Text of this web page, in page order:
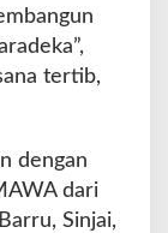
tertib,
dengan
dari
Sinjai,